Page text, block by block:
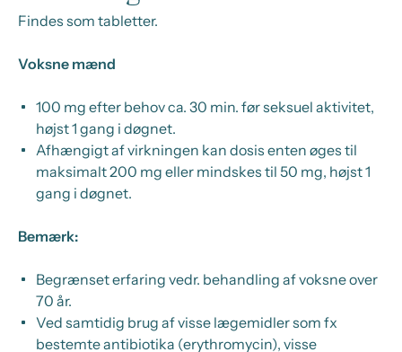
Findes som tabletter.
Voksne mænd
100 mg efter behov ca. 30 min. før seksuel aktivitet,
højst 1 gang i døgnet.
Afhængigt af virkningen kan dosis enten øges til
maksimalt 200 mg eller mindskes til 50 mg, højst 1
gang i døgnet.
Bemærk:
Begrænset erfaring vedr. behandling af voksne over
70 år.
Ved samtidig brug af visse lægemidler som fx
bestemte antibiotika (erythromycin), visse